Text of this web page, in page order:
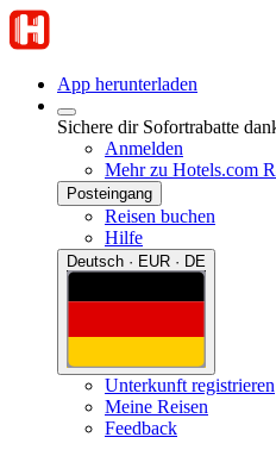
App herunterladen
Sichere dir Sofortrabatte
Anmelden
Mehr zu Hotels.com
Posteingang
Reisen buchen
Hilfe
Deutsch · EUR · DE
Unterkunft registrieren
Meine Reisen
Feedback